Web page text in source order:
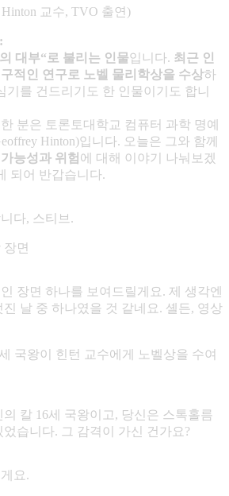
교수, TVO 출연)
의 대부“ 로 불리는 인물입니다. 최근 인
적인 연구로 노벨 물리학상을 수상하
기를 건드리기도 한 인물이기도 합니
분은 토론토대학교 컴퓨터 과학 명예
Hinton)입니다. 오늘은 그와 함께
능성과 위험 에 대해 이야기 나눠보겠
되어 반갑습니다.
다, 스티브.
면
장면 하나를 보여드릴게요. 제 생각엔
날 중 하나였을 것 같네요. 셸든, 영상
국왕이 힌턴 교수에게 노벨상을 수여
칼 16세 국왕이고, 당신은 스톡홀름
습니다. 그 감격이 가신 건가요?
요.